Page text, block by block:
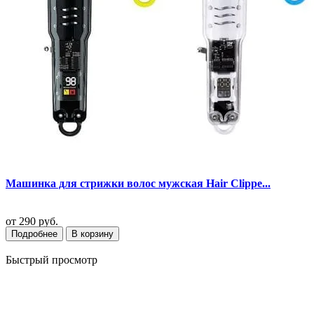
Машинка для стрижки волос мужская Hair Clippe...
от 290 руб.
Подробнее В корзину
Быстрый просмотр